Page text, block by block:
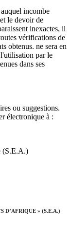
incombe
le devoir de
inexactes, il
vérifications de
obtenus. ne sera en
par le
dans ses
ou suggestions.
électronique à :
(S.E.A.)
D’AFRIQUE » (S.E.A.)